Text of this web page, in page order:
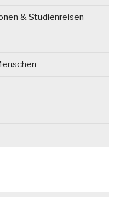
& Studienreisen